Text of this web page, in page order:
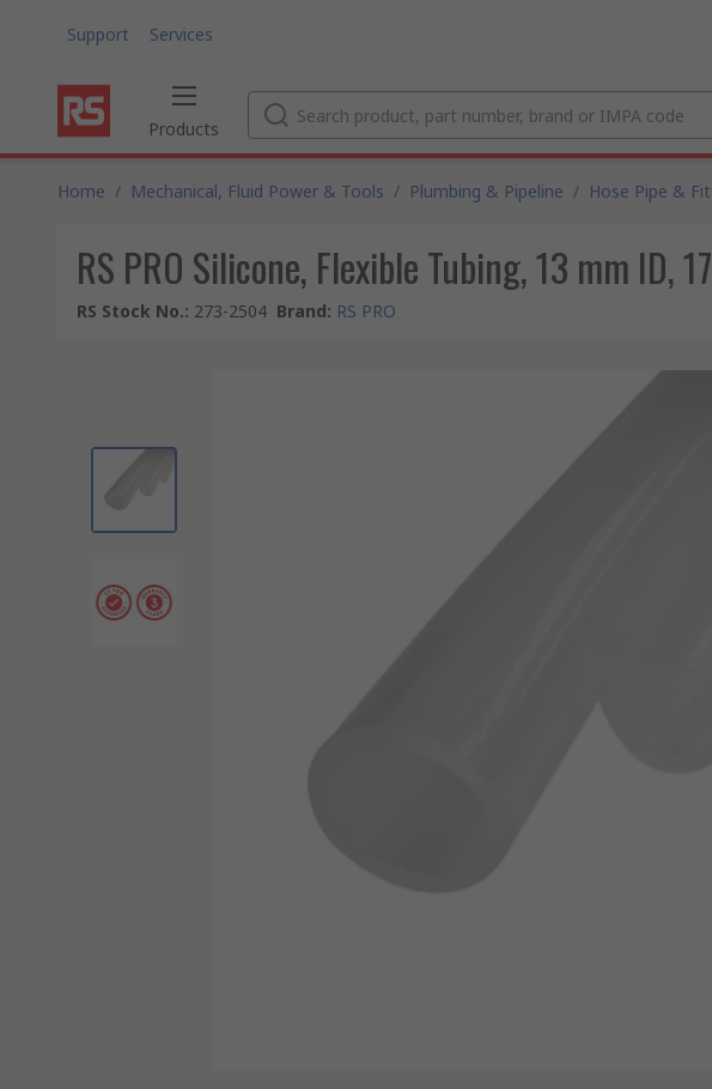
Support Services
Products
Home / Mechanical, Fluid Power & Tools / Plumbing & Pipeline / Hose Pipe &
RS PRO Silicone, Flexible Tubing, 13 mm ID,
RS Stock No.: 273-2504 Brand: RS PRO